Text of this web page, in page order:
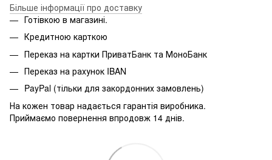
Більше інформації про доставку
Готівкою в магазині.
Кредитною карткою
Переказ на картки ПриватБанк та МоноБанк
Переказ на рахунок IBAN
PayPal (тільки для закордонних замовлень)
На кожен товар надається гарантія виробника.
Приймаємо повернення впродовж 14 днів.